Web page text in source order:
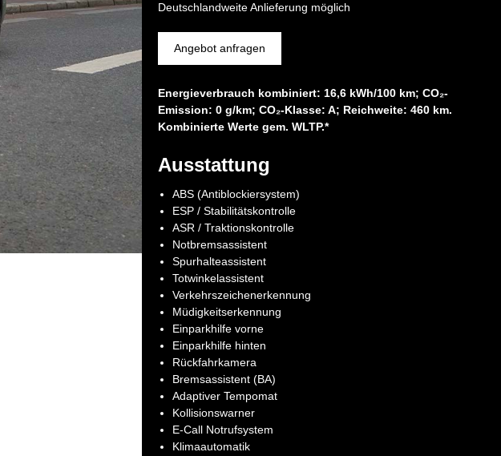
Deutschlandweite Anlieferung möglich
Angebot anfragen
Energieverbrauch kombiniert: 16,6 kWh/100 km; CO₂-
Emission: 0 g/km; CO₂-Klasse: A; Reichweite: 460 km.
Kombinierte Werte gem. WLTP.*
Ausstattung
ABS (Antiblockiersystem)
ESP / Stabilitätskontrolle
ASR / Traktionskontrolle
Notbremsassistent
Spurhalteassistent
Totwinkelassistent
Verkehrszeichenerkennung
Müdigkeitserkennung
Einparkhilfe vorne
Einparkhilfe hinten
Rückfahrkamera
Bremsassistent (BA)
Adaptiver Tempomat
Kollisionswarner
E-Call Notrufsystem
Klimaautomatik